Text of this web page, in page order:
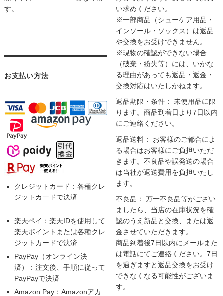
す。
お支払い方法
クレジットカード：各種クレ
ジットカードで決済
楽天ペイ：楽天IDを使用して
楽天ポイントまたは各種クレ
ジットカードで決済
PayPay（オンライン決
済）：注文後、手順に従って
PayPayで決済
Amazon Pay：Amazonアカ
い求めください。
※一部商品（シューケア用品・
インソール・ソックス）は返品
や交換をお受けできません。
※現物の確認ができない場合
（破棄・紛失等）には、いかな
る理由があっても返品・返金・
交換対応はいたしかねます。
返品期限・条件： 未使用品に限
ります。商品到着日より7日以内
にご連絡ください。
返品送料： お客様のご都合によ
る場合はお客様にご負担いただ
きます。不良品や誤発送の場合
は当社が返送費用を負担いたし
ます。
不良品： 万一不良品等がござい
ましたら、当店の在庫状況を確
認のうえ新品と交換、または返
金させていただきます。
商品到着後7日以内にメールまた
は電話にてご連絡ください。7日
を過ぎますと返品交換をお受け
できなくなる可能性がございま
す。